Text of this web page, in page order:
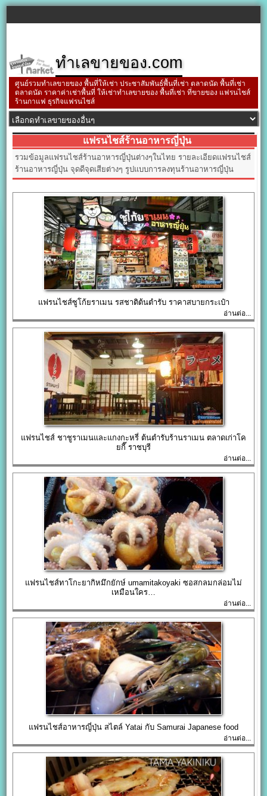
ทำเลขายของ.com
ศูนย์รวมทำเลขายของ พื้นที่ให้เช่า ประชาสัมพันธ์พื้นที่เช่า ตลาดนัด พื้นที่เช่า
ตลาดนัด ราคาค่าเช่าพื้นที่ ให้เช่าทำเลขายของ พื้นที่เช่า ที่ขายของ แฟรนไชส์
ร้านกาแฟ ธุรกิจแฟรนไชส์
แฟรนไชส์ร้านอาหารญี่ปุ่น
รวมข้อมูลแฟรนไชส์ร้านอาหารญี่ปุ่นต่างๆในไทย รายละเอียดแฟรนไชส์
ร้านอาหารญี่ปุ่น จุดดีจุดเสียต่างๆ รูปแบบการลงทุนร้านอาหารญี่ปุ่น
แฟรนไชส์ซูโก้ยราเมน รสชาติต้นตำรับ ราคาสบายกระเป๋า
อ่านต่อ...
แฟรนไชส์ ชาชูราเมนและแกงกะหรี่ ต้นตำรับร้านราเมน ตลาดเก่าโค
ยกี๊ ราชบุรี
อ่านต่อ...
แฟรนไชส์ทาโกะยากิหมึกยักษ์ umamitakoyaki ซอสกลมกล่อมไม่
เหมือนใคร…
อ่านต่อ...
แฟรนไชส์อาหารญี่ปุ่น สไตล์ Yatai กับ Samurai Japanese food
อ่านต่อ...